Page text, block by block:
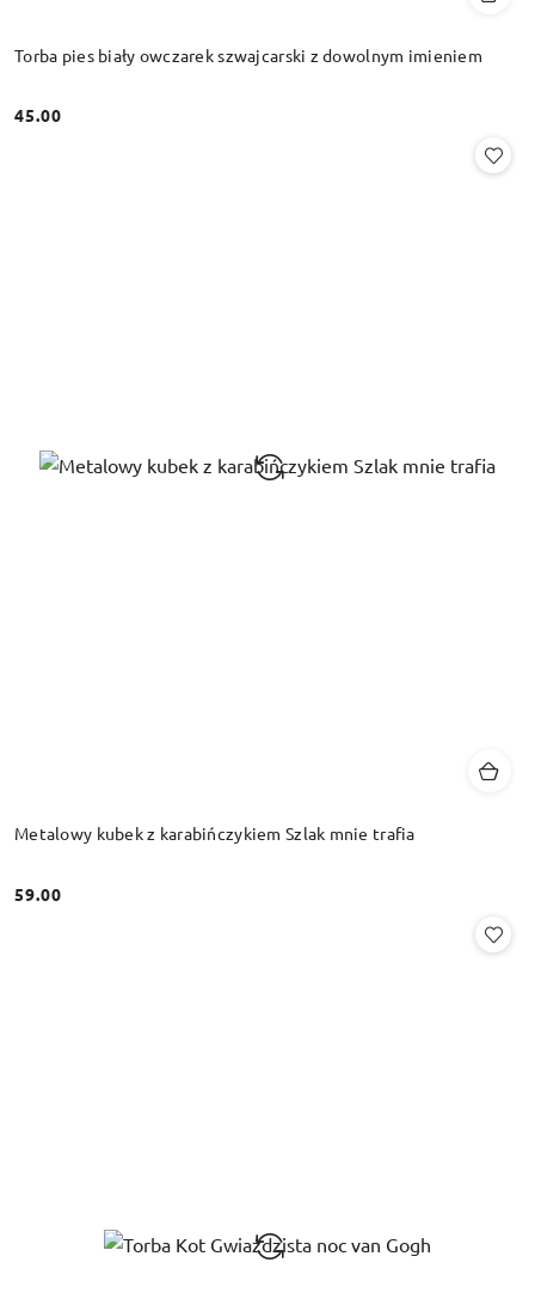
Torba pies biały owczarek szwajcarski z dowolnym imieniem
Cena:
45.00
Metalowy kubek z karabińczykiem Szlak mnie trafia
Cena:
59.00